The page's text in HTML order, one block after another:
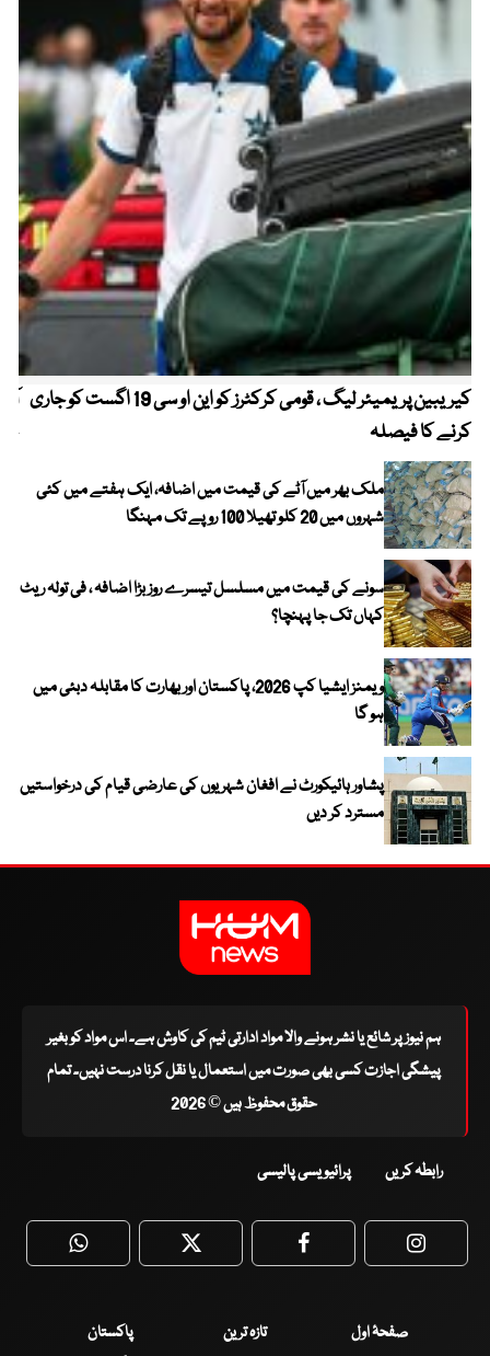
کیریبین پریمیئر لیگ ، قومی کرکٹرز کو این او سی 19 اگست کو جاری
کرنے کا فیصلہ
ملک بھر میں آٹے کی قیمت میں اضافہ، ایک ہفتے میں کئی
شہروں میں 20 کلو تھیلا 100 روپے تک مہنگا
سونے کی قیمت میں مسلسل تیسرے روز بڑا اضافہ ، فی تولہ ریٹ
کہاں تک جا پہنچا؟
ویمنز ایشیا کپ 2026، پاکستان اور بھارت کا مقابلہ دبئی میں
ہو گا
پشاور ہائیکورٹ نے افغان شہریوں کی عارضی قیام کی درخواستیں
مسترد کر دیں
ہم نیوز پر شائع یا نشر ہونے والا مواد ادارتی ٹیم کی کاوش ہے۔ اس مواد کو بغیر
پیشگی اجازت کسی بھی صورت میں استعمال یا نقل کرنا درست نہیں۔ تمام
حقوق محفوظ ہیں © 2026
رابطہ کریں پرائیویسی پالیسی
WhatsApp Twitter Facebook
صفحۂ اول تازہ ترین
پاکستان